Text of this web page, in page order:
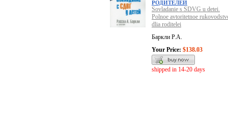
РОДИТЕЛЕЙ
Sovladanie s SDVG u detei.
Polnoe avtoritetnoe
dlia roditelei
Баркли Р.А.
Your Price: $138.03
shipped in 14-20 days